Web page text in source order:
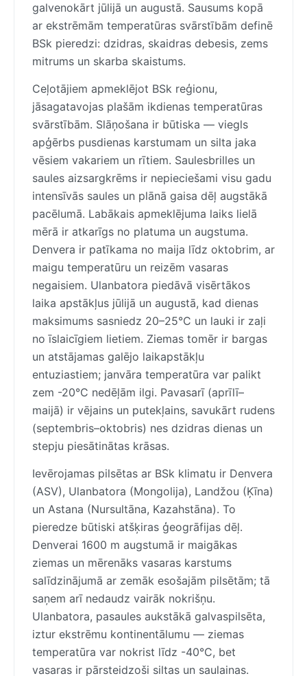
galvenokārt jūlijā un augustā. Sausums kopā
ar ekstrēmām temperatūras svārstībām definē
BSk pieredzi: dzidras, skaidras debesis, zems
mitrums un skarba skaistums.
Ceļotājiem apmeklējot BSk reģionu,
jāsagatavojas plašām ikdienas temperatūras
svārstībām. Slāņošana ir būtiska — viegls
apģērbs pusdienas karstumam un silta jaka
vēsiem vakariem un rītiem. Saulesbrilles un
saules aizsargkrēms ir nepieciešami visu gadu
intensīvās saules un plānā gaisa dēļ augstākā
pacēlumā. Labākais apmeklējuma laiks lielā
mērā ir atkarīgs no platuma un augstuma.
Denvera ir patīkama no maija līdz oktobrim, ar
maigu temperatūru un reizēm vasaras
negaisiem. Ulanbatora piedāvā visērtākos
laika apstākļus jūlijā un augustā, kad dienas
maksimums sasniedz 20–25°C un lauki ir zaļi
no īslaicīgiem lietiem. Ziemas tomēr ir bargas
un atstājamas galējo laikapstākļu
entuziastiem; janvāra temperatūra var palikt
zem -20°C nedēļām ilgi. Pavasarī (aprīlī–
maijā) ir vējains un putekļains, savukārt rudens
(septembris–oktobris) nes dzidras dienas un
stepju piesātinātas krāsas.
Ievērojamas pilsētas ar BSk klimatu ir Denvera
(ASV), Ulanbatora (Mongolija), Landžou (Ķīna)
un Astana (Nursultāna, Kazahstāna). To
pieredze būtiski atšķiras ģeogrāfijas dēļ.
Denverai 1600 m augstumā ir maigākas
ziemas un mērenāks vasaras karstums
salīdzinājumā ar zemāk esošajām pilsētām; tā
saņem arī nedaudz vairāk nokrišņu.
Ulanbatora, pasaules aukstākā galvaspilsēta,
iztur ekstrēmu kontinentālumu — ziemas
temperatūra var nokrist līdz -40°C, bet
vasaras ir pārsteidzoši siltas un saulainas.